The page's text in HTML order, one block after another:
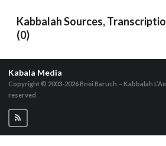
Kabbalah Sources,
(0)
Kabala Media
Copyright © 2003-2026Bnei Baruch – Kabbalah
reserved